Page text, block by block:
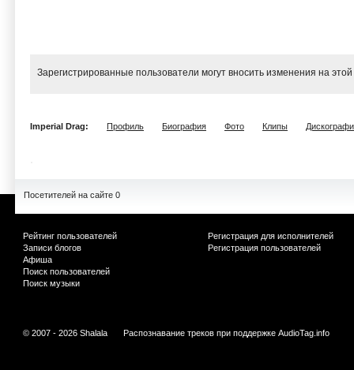
Зарегистрированные пользователи могут вносить изменения на
Imperial Drag: Профиль Биография Фото Клипы
Посетителей на сайте 0
Рейтинг пользователей
Записи блогов
Афиша
Поиск пользователей
Поиск музыки
Регистрация для исполнителей
Регистрация пользователей
© 2007 - 2026 Shalala Распознавание треков при поддержке AudioTag.info